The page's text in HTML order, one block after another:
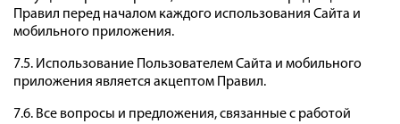
Правил перед началом каждого использования Сайта и
мобильного приложения.
7.5. Использование Пользователем Сайта и мобильного
приложения является акцептом Правил.
7.6. Все вопросы и предложения, связанные с работой